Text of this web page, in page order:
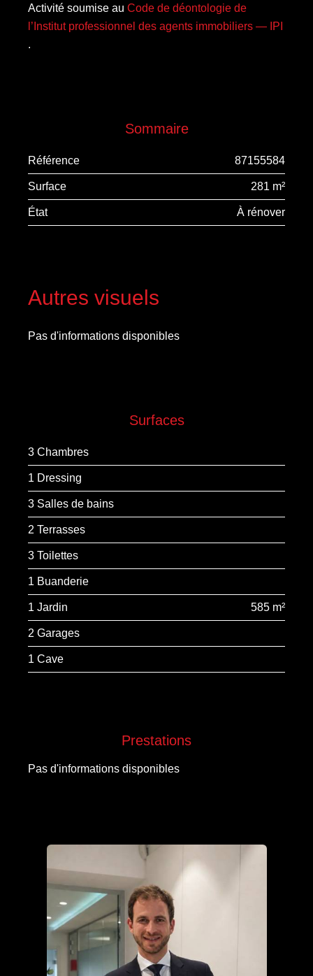
Activité soumise au Code de déontologie de
l’Institut professionnel des agents immobiliers — IPI
.
Sommaire
Référence 87155584
Surface 281 m²
État À rénover
Autres visuels
Pas d'informations disponibles
Surfaces
3 Chambres
1 Dressing
3 Salles de bains
2 Terrasses
3 Toilettes
1 Buanderie
1 Jardin 585 m²
2 Garages
1 Cave
Prestations
Pas d'informations disponibles